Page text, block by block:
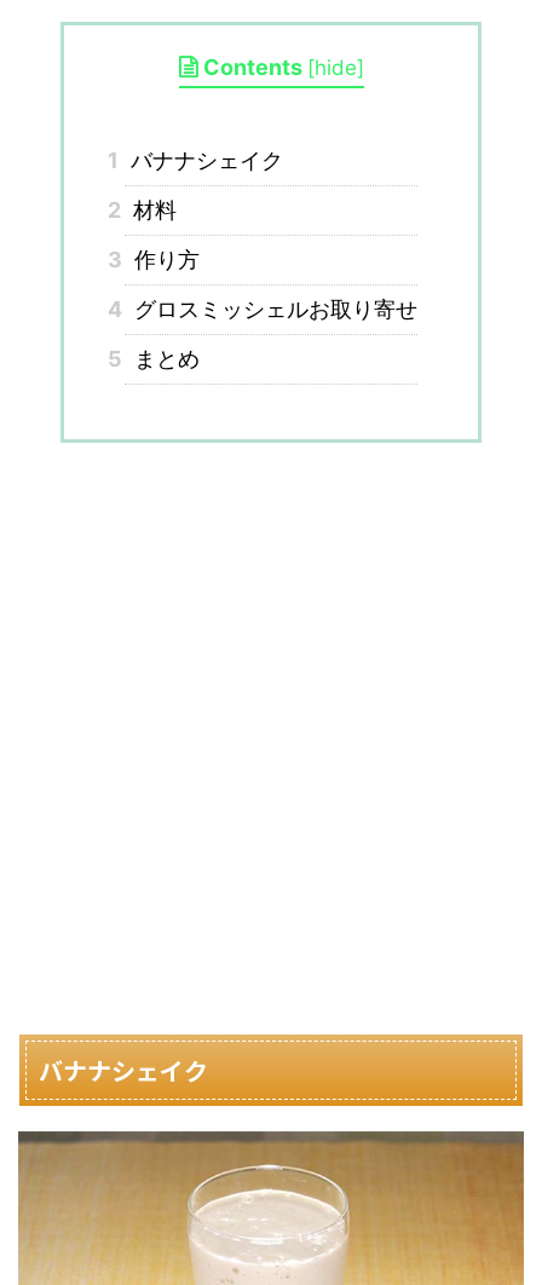
Contents [hide]
1 バナナシェイク
2 材料
3 作り方
4
グロスミッシェルお取り寄せ
5
まとめ
バナナシェイク